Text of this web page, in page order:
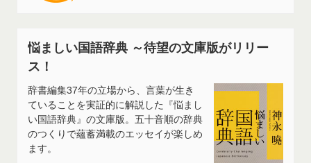
悩ましい国語辞典 ～待望の文庫版がリリー
ス！
辞書編集37年の立場から、言葉が生き
ていることを実証的に解説した『悩まし
い国語辞典』の文庫版。五十音順の辞典
のつくりで蘊蓄満載のエッセイが楽しめ
ます。